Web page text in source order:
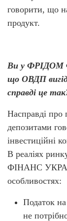
говорити, що
продукт.
Ви у ФРІДОМ
що ОВДП
справді це
Насправді про
депозитами
інвестиційні
В реаліях
ФІНАНС
особливостях:
Податок
не